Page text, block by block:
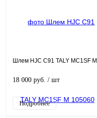
Шлем HJC C91 TALY MC1SF M
18 000 руб. / шт
Подробнее